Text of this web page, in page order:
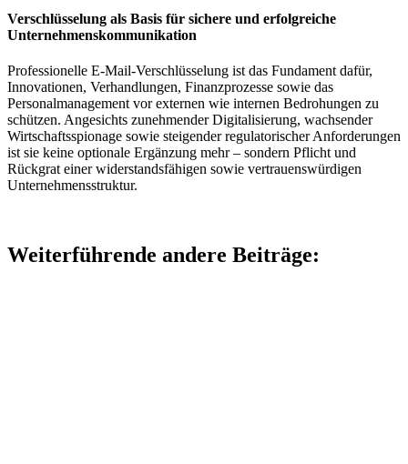
Verschlüsselung als Basis für sichere und erfolgreiche
Unternehmenskommunikation
Professionelle E-Mail-Verschlüsselung ist das Fundament dafür,
Innovationen, Verhandlungen, Finanzprozesse sowie das
Personalmanagement vor externen wie internen Bedrohungen zu
schützen. Angesichts zunehmender Digitalisierung, wachsender
Wirtschaftsspionage sowie steigender regulatorischer Anforderungen
ist sie keine optionale Ergänzung mehr – sondern Pflicht und
Rückgrat einer widerstandsfähigen sowie vertrauenswürdigen
Unternehmensstruktur.
Weiterführende andere Beiträge: